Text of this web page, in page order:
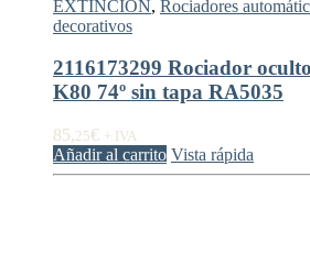
EXTINCIÓN, Rociadores
decorativos
2116173299 Rociador
K80 74º sin tapa RA5035
85,25€ + IVA
Añadir al carrito Vista rápida